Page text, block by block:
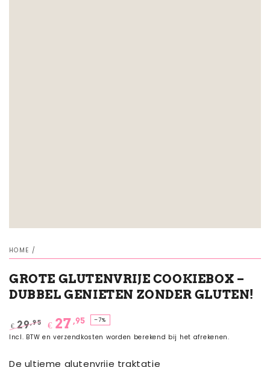
HOME /
GROTE GLUTENVRIJE COOKIEBOX –
DUBBEL GENIETEN ZONDER GLUTEN!
Normale
€ 29,95
Sale
€ 27 ,95 –7%
Incl. BTW en verzendkosten worden berekend bij het afrekenen.
De ultieme glutenvrije traktatie